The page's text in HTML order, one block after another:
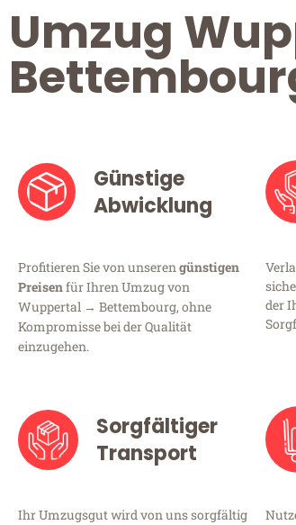
Umzug
Günstige
Abwicklung
Profitieren Sie von unserengünstigen
Preisenfür Ihren Umzug von
Wuppertal → Bettembourg, ohne
Kompromisse bei der Qualität
einzugehen.
der
Sorgfältiger
Transport
Ihr Umzugsgut wird von uns sorgfältig